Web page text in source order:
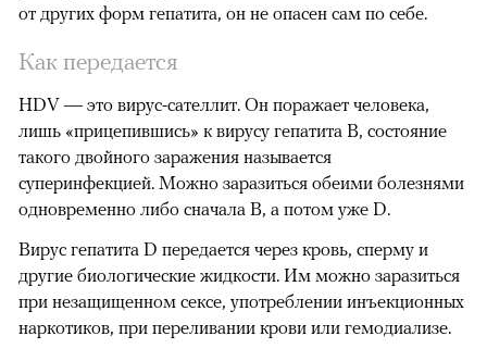
от других форм гепатита, он не опасен сам по себе.
Как передается
HDV — это вирус-сателлит. Он поражает человека,
лишь «прицепившись» к вирусу гепатита B, состояние
такого двойного заражения называется
суперинфекцией. Можно заразиться обеими болезнями
одновременно либо сначала B, а потом уже D.
Вирус гепатита D передается через кровь, сперму и
другие биологические жидкости. Им можно заразиться
при незащищенном сексе, употреблении инъекционных
наркотиков, при переливании крови или гемодиализе.